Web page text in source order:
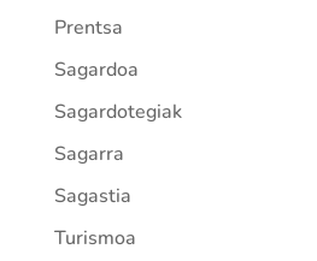
Prentsa
Sagardoa
Sagardotegiak
Sagarra
Sagastia
Turismoa